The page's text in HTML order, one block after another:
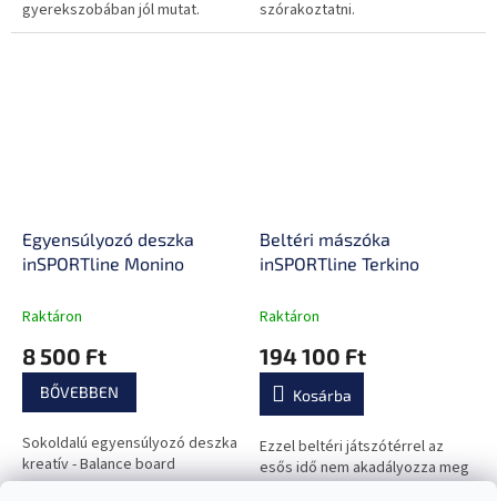
gyerekszobában jól mutat.
szórakoztatni.
Egyensúlyozó deszka
inSPORTline Monino
Raktáron
8 500 Ft
BŐVEBBEN
Sokoldalú egyensúlyozó deszka
kreatív - Balance board
Beltéri mászóka
inSPORTline Terkino
Raktáron
194 100 Ft
Kosárba
Ezzel beltéri játszótérrel az
esős idő nem akadályozza meg
a játékot!